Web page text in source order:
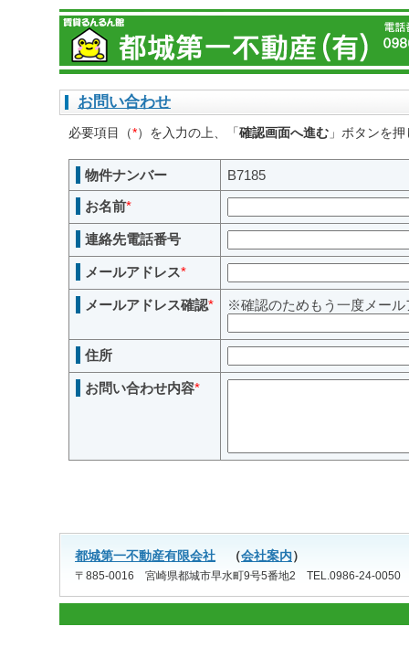
お問い合わせ
必要項目（*）を入力の上、「確認画面へ進む 」ボタンを
物件ナンバー
B7185
お名前*
連絡先電話番号
メールアドレス*
メールアドレス確認* ※確認のためもう一度メー
住所
お問い合わせ内容*
都城第一不動産有限会社 （会社案内）
〒885-0016 宮崎県都城市早水町9号5番地2 TEL.0986-24-0050